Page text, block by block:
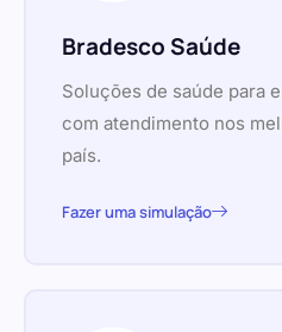
Bradesco Saúde
Soluções de saúde para
com atendimento nos
país.
Fazer uma simulação